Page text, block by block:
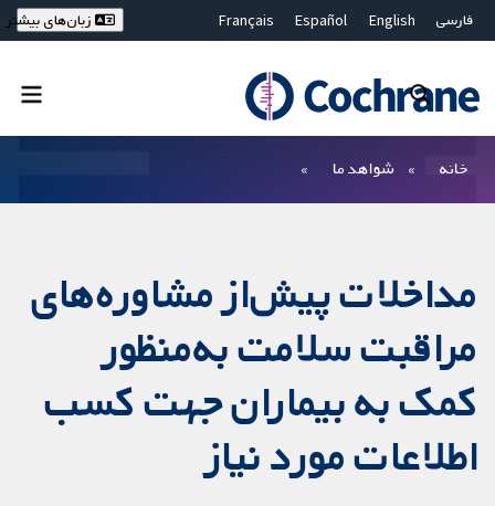
فارسی English
Español
Français
Bahasa Malaysia
ไทย
繁體中文
زبان‌های بیشتر
خانه شواهد ما
مداخلات پیش‌از مشاوره‌های
مراقبت سلامت به‌منظور
کمک به بیماران جهت کسب
اطلاعات مورد نیاز